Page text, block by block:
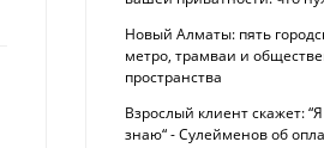
Новый Алматы: пять
метро, трамваи и
пространства
Взрослый клиент скажет:
знаю“ - Сулейменов об